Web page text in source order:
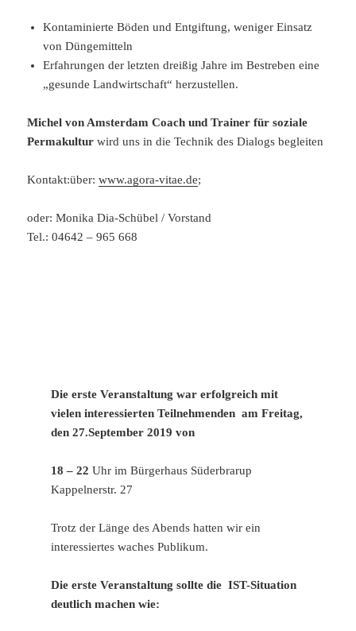
Kontaminierte Böden und Entgiftung, weniger Einsatz
von Düngemitteln
Erfahrungen der letzten dreißig Jahre im Bestreben eine
„gesunde Landwirtschaft“ herzustellen.
Michel von Amsterdam Coach und Trainer für soziale
Permakultur wird uns in die Technik des Dialogs begleiten
Kontakt:über:www.agora-vitae.de;
oder: Monika Dia-Schübel / Vorstand
Tel.: 04642 – 965 668
Die erste Veranstaltung war erfolgreich mit
vielen interessierten Teilnehmenden am Freitag,
den 27.September 2019 von
18 – 22 Uhr im Bürgerhaus Süderbrarup
Kappelnerstr. 27
Trotz der Länge des Abends hatten wir ein
interessiertes waches Publikum.
Die erste Veranstaltung sollte die IST-Situation
deutlich machen wie: